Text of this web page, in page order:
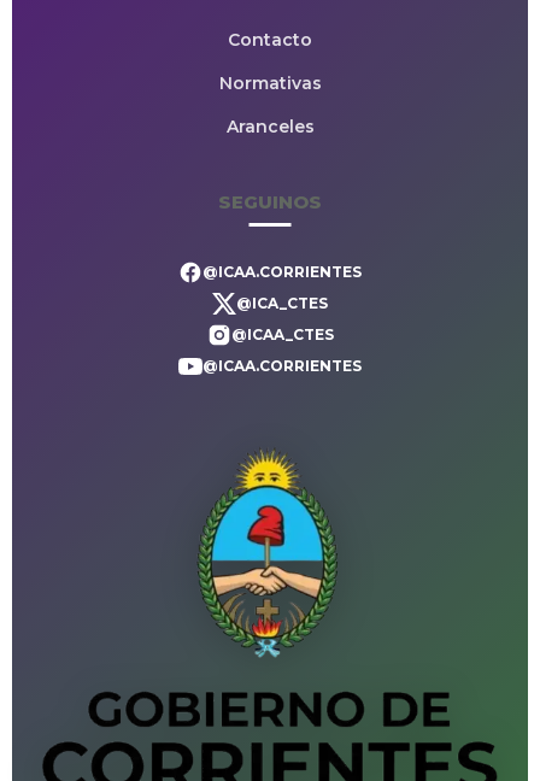
Contacto
Normativas
Aranceles
SEGUINOS
@ICAA.CORRIENTES
@ICA_CTES
@ICAA_CTES
@ICAA.CORRIENTES